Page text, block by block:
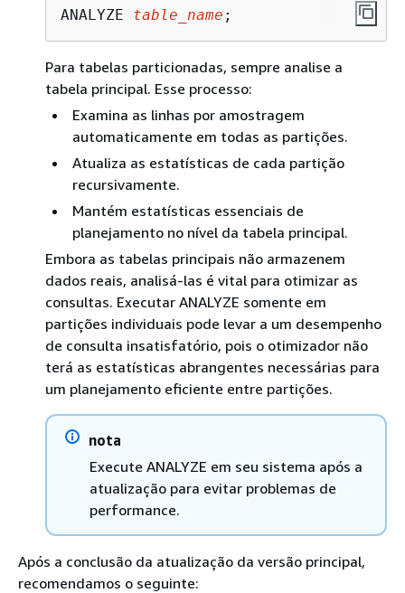
ANALYZE table_name ;
Para tabelas particionadas, sempre analise a
tabela principal. Esse processo:
Examina as linhas por amostragem
automaticamente em todas as partições.
Atualiza as estatísticas de cada partição
recursivamente.
Mantém estatísticas essenciais de
planejamento no nível da tabela principal.
Embora as tabelas principais não armazenem
dados reais, analisá-las é vital para otimizar as
consultas. Executar ANALYZE somente em
partições individuais pode levar a um desempenho
de consulta insatisfatório, pois o otimizador não
terá as estatísticas abrangentes necessárias para
um planejamento eficiente entre partições.
nota
Execute ANALYZE em seu sistema após a
atualização para evitar problemas de
performance.
Após a conclusão da atualização da versão principal,
recomendamos o seguinte: